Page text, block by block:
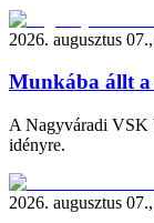
2026. augusztus
Munkába állt a
A Nagyváradi VSK
idényre.
2026. augusztus